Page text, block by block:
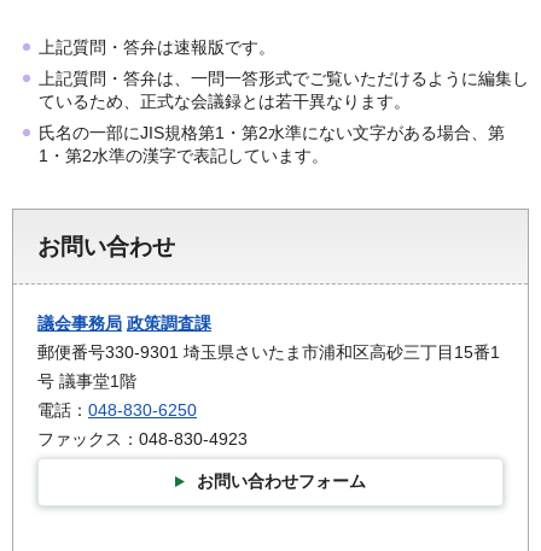
上記質問・答弁は速報版です。
上記質問・答弁は、一問一答形式でご覧いただけるように編集し
ているため、正式な会議録とは若干異なります。
氏名の一部にJIS規格第1・第2水準にない文字がある場合、第
1・第2水準の漢字で表記しています。
お問い合わせ
議会事務局 政策調査課
郵便番号330-9301 埼玉県さいたま市浦和区高砂三丁目15番1
号 議事堂1階
電話： 048-830-6250
ファックス：048-830-4923
お問い合わせフォーム